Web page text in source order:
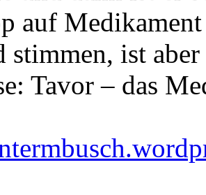
auf
stimmen, ist
Tavor – das